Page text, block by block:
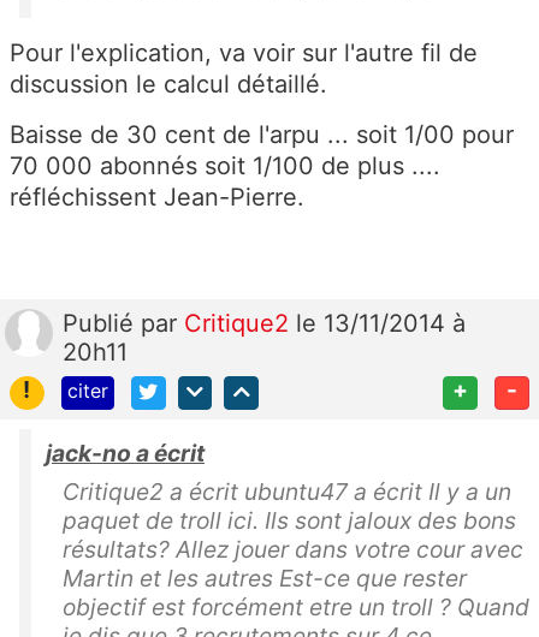
Pour l'explication, va voir sur l'autre fil de
discussion le calcul détaillé.
Baisse de 30 cent de l'arpu ... soit 1/00 pour
70 000 abonnés soit 1/100 de plus ....
réfléchissent Jean-Pierre.
Publié par Critique2 le 13/11/2014 à
20h11
!
citer + -
jack-no a écrit
Critique2 a écrit ubuntu47 a écrit Il y a un
paquet de troll ici. Ils sont jaloux des bons
résultats? Allez jouer dans votre cour avec
Martin et les autres Est-ce que rester
objectif est forcément etre un troll ? Quand